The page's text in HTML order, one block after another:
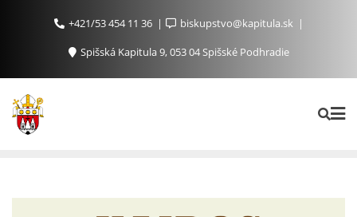
+421/53 454 11 36
biskupstvo@kapitula.sk
Spišská Kapitula 9, 053 04 Spišské Podhradie